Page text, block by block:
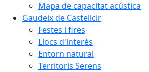
Mapa de capacitat acústica
Gaudeix de Castellcir
Festes i fires
Llocs d'interès
Entorn natural
Territoris Serens